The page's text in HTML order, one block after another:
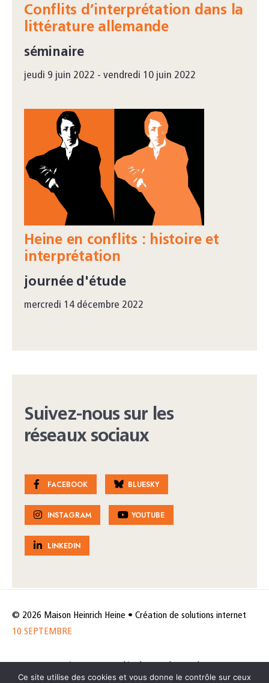
Conflits d’interprétation dans la
littérature allemande
séminaire
jeudi 9 juin 2022 - vendredi 10 juin 2022
Heine en conflits : histoire et
interprétation
journée d'étude
mercredi 14 décembre 2022
Suivez-nous sur les
réseaux sociaux
FACEBOOK BLUESKY
INSTAGRAM YOUTUBE
LINKEDIN
© 2026 Maison Heinrich Heine • Création de solutions internet
10 SEPTEMBRE
Ce site utilise des cookies et vous donne le contrôle sur ceux